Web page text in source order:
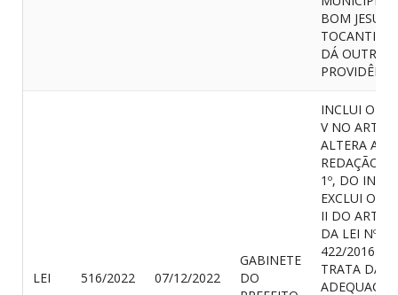
BOM JESUS
DÁ OUTRAS
LEI 516/2022 07/12/2022
GABINETE
DO
INCLUI O
V NO ART.
ALTERA A
REDAÇÃO
1º, DO
EXCLUI O
II DO
DA LEI Nº
422/2016
TRATA DA